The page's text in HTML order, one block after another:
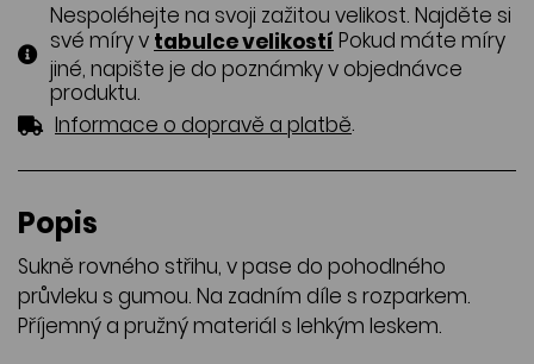
Nespoléhejte na svoji zažitou velikost. Najděte si
své míry v tabulce velikostí Pokud máte míry
jiné, napište je do poznámky v objednávce
produktu.
Informace o dopravě a platbě.
Popis
Sukně rovného střihu, v pase do pohodlného
průvleku s gumou. Na zadním díle s rozparkem.
Příjemný a pružný materiál s lehkým leskem.